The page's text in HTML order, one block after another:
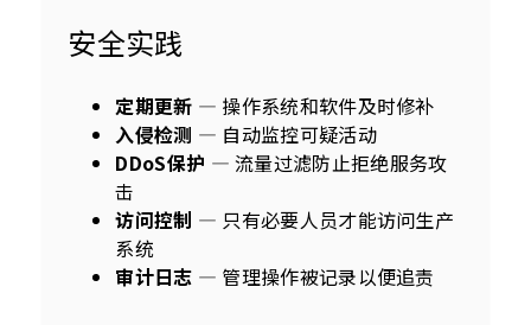
安全实践
定期更新 — 操作系统和软件及时修补
入侵检测 — 自动监控可疑活动
DDoS保护 — 流量过滤防止拒绝服务攻
击
访问控制 — 只有必要人员才能访问生产
系统
审计日志 — 管理操作被记录以便追责